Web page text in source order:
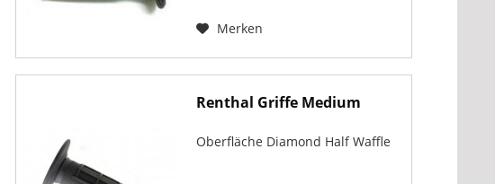
Merken
Renthal Griffe Medium
Oberfläche Diamond Half Waffle